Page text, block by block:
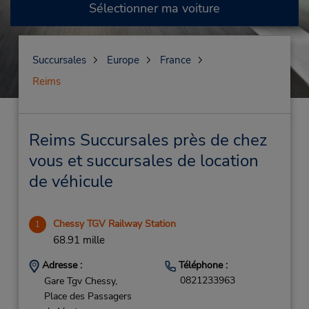
Sélectionner ma voiture
Succursales Europe
France
Reims
Reims Succursales près de chez
vous et succursales de location
de véhicule
1 Chessy TGV Railway Station
68.91 mille
Adresse :
Gare Tgv Chessy,
Place des Passagers
Téléphone :
0821233963